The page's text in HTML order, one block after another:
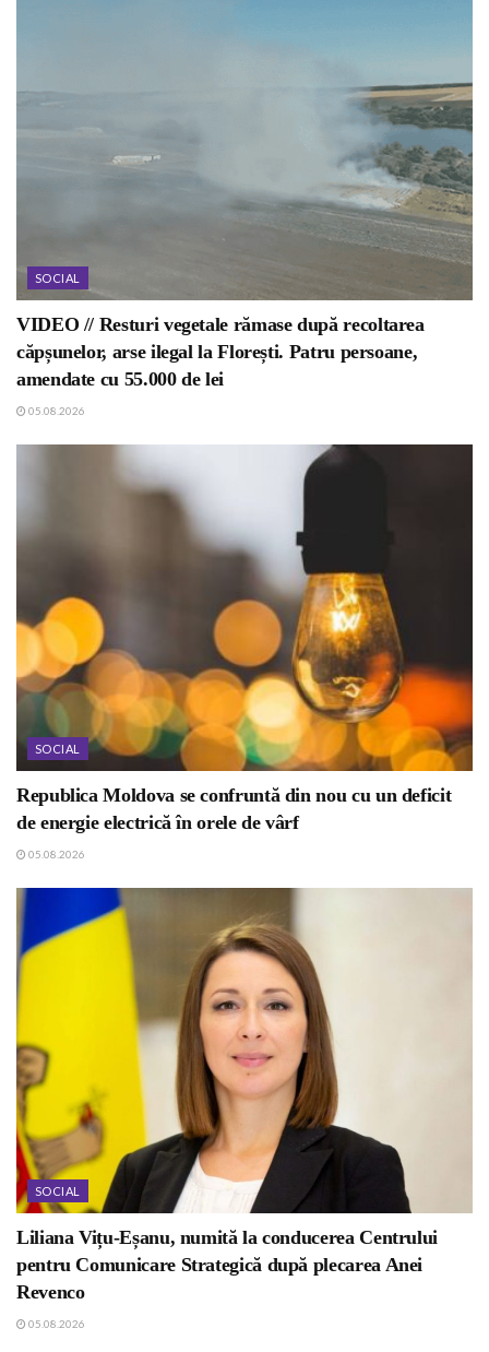
SOCIAL
VIDEO // Resturi vegetale rămase după recoltarea
căpșunelor, arse ilegal la Florești. Patru persoane,
amendate cu 55.000 de lei
05.08.2026
SOCIAL
Republica Moldova se confruntă din nou cu un deficit
de energie electrică în orele de vârf
05.08.2026
SOCIAL
Liliana Vițu-Eșanu, numită la conducerea Centrului
pentru Comunicare Strategică după plecarea Anei
Revenco
05.08.2026